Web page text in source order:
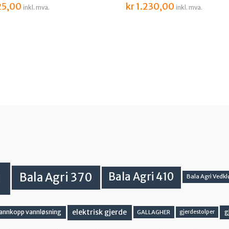
inkl. mva. kr1.230,00 inkl. mva.
Bala Agri 370 Bala Agri 410 Bala Agri
vannløsning elektrisk gjerde GALLAGHER gjerdestolper